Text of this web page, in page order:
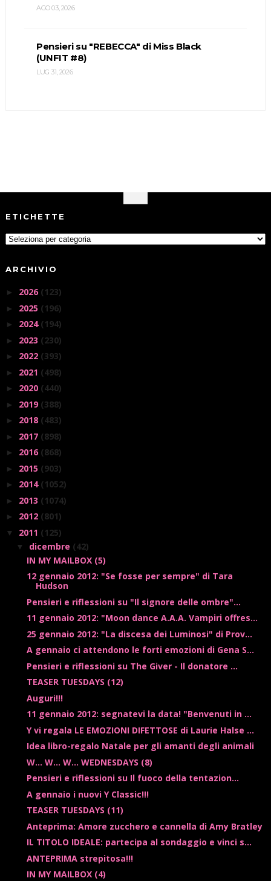
AGO 03, 2026
Pensieri su "REBECCA" di Miss Black
(UNFIT #8)
LUG 31, 2026
ETICHETTE
ARCHIVIO
► 2026 (123)
► 2025 (196)
► 2024 (194)
► 2023 (230)
► 2022 (393)
► 2021 (498)
► 2020 (440)
► 2019 (388)
► 2018 (483)
► 2017 (898)
► 2016 (868)
► 2015 (903)
► 2014 (1052)
► 2013 (1074)
► 2012 (801)
▼ 2011 (125)
▼ dicembre (42)
IN MY MAILBOX (5)
12 gennaio 2012: "Se fosse per sempre" di Tara
Hudson
Pensieri e riflessioni su "Il signore delle ombre"...
11 gennaio 2012: "Moon dance A.A.A. Vampiri offres...
25 gennaio 2012: "La discesa dei Luminosi" di Prov...
A gennaio ci attendono le forti emozioni di Gena S...
Pensieri e riflessioni su The Giver - Il donatore ...
TEASER TUESDAYS (12)
Auguri!!!
11 gennaio 2012: segnatevi la data! "Benvenuti in ...
Y vi regala LE EMOZIONI DIFETTOSE di Laurie Halse ...
Idea libro-regalo Natale per gli amanti degli animali
W... W... W... WEDNESDAYS (8)
Pensieri e riflessioni su Il fuoco della tentazion...
A gennaio i nuovi Y Classic!!!
TEASER TUESDAYS (11)
Anteprima: Amore zucchero e cannella di Amy Bratley
IL TITOLO IDEALE: partecipa al sondaggio e vinci s...
ANTEPRIMA strepitosa!!!
IN MY MAILBOX (4)